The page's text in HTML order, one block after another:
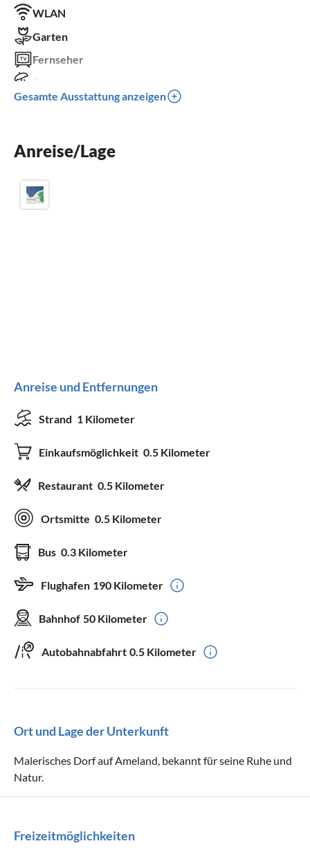
WLAN
Garten
Fernseher
Spülmaschine
Kamin
Gesamte Ausstattung anzeigen
Anreise/Lage
Anreise und Entfernungen
Strand 1 Kilometer
Einkaufsmöglichkeit 0.5 Kilometer
Restaurant 0.5 Kilometer
Ortsmitte 0.5 Kilometer
Bus 0.3 Kilometer
Flughafen 190 Kilometer
Bahnhof 50 Kilometer
Autobahnabfahrt 0.5 Kilometer
Ort und Lage der Unterkunft
Malerisches Dorf auf Ameland, bekannt für seine Ruhe und
Natur.
Freizeitmöglichkeiten